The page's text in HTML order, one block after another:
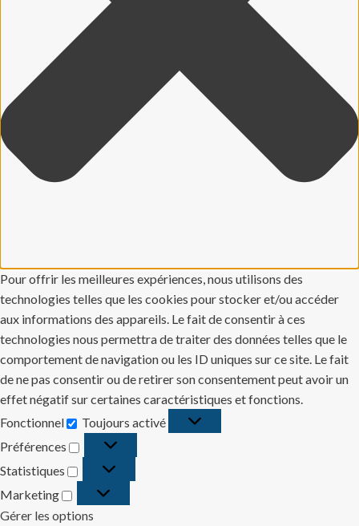
Pour offrir les meilleures expériences, nous utilisons des
technologies telles que les cookies pour stocker et/ou accéder
aux informations des appareils. Le fait de consentir à ces
technologies nous permettra de traiter des données telles que le
comportement de navigation ou les ID uniques sur ce site. Le fait
de ne pas consentir ou de retirer son consentement peut avoir un
effet négatif sur certaines caractéristiques et fonctions.
Fonctionnel
Fonctionnel
Toujours activé
Préférences
Préférences
Statistiques
Statistiques
Marketing
Marketing
Gérer les options